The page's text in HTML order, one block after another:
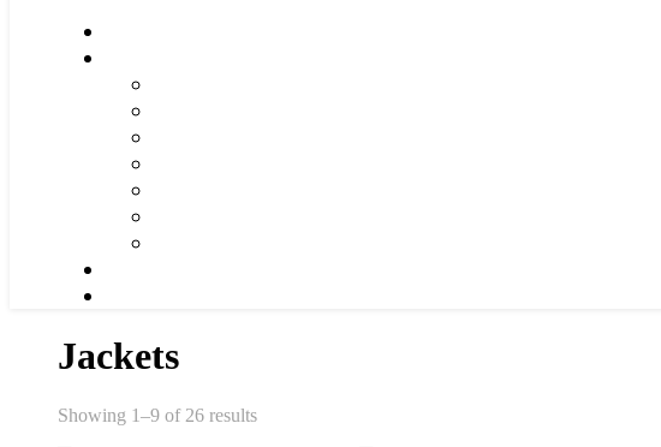
Jackets
Showing 1–9 of 26 resultsSorted